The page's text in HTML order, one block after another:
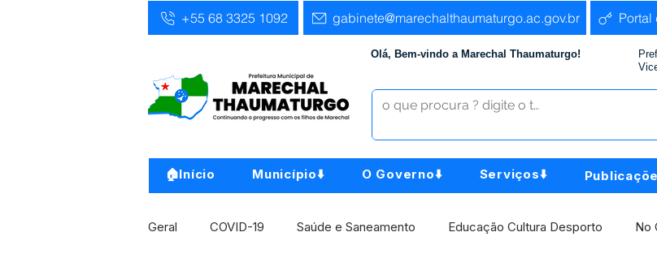
+55 68 3325 1092 gabinete@marechalthaumaturgo.ac.gov.br Portal
Olá, Bem-vindo a Marechal Thaumaturgo!
🏠Início Município⬇️ O Governo⬇️ Serviços⬇️
Geral COVID-19 Saúde e Saneamento Educação Cultura Desporto No